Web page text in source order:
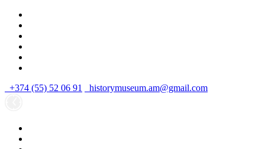
+374 (55) 52 06 91 historymuseum.am@gmail.com